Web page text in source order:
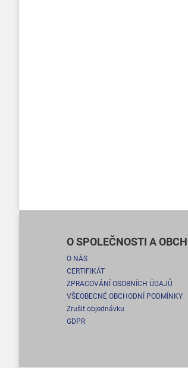
O SPOLEČNOSTI A
O NÁS
CERTIFIKÁT
ZPRACOVÁNÍ OSOBNÍCH ÚDAJŮ
VŠEOBECNÉ OBCHODNÍ PODMÍNKY
Zrušit objednávku
GDPR